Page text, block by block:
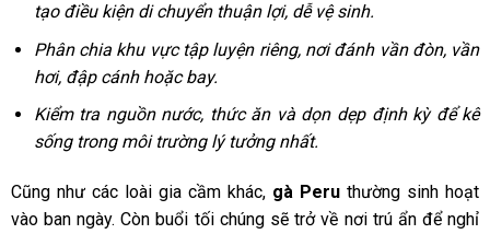
tạo điều kiện di chuyển thuận lợi, dễ vệ sinh.
Phân chia khu vực tập luyện riêng, nơi đánh vần đòn, vần
hơi, đập cánh hoặc bay.
Kiểm tra nguồn nước, thức ăn và dọn dẹp định kỳ để kê
sống trong môi trường lý tưởng nhất.
Cũng như các loài gia cầm khác, gà Peru thường sinh hoạt
vào ban ngày. Còn buổi tối chúng sẽ trở về nơi trú ẩn để nghỉ